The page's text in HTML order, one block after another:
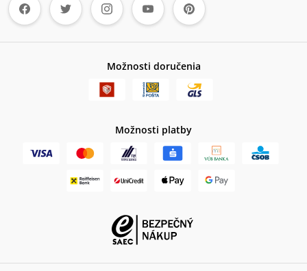
Možnosti doručenia
Možnosti platby